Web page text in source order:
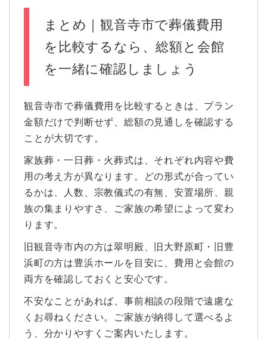
まとめ｜観音寺市で葬儀費用
を比較するなら、総額と会館
を一緒に確認しましょう
観音寺市で葬儀費用を比較するときは、プラン
金額だけで判断せず、総額の見通しを確認する
ことが大切です。
家族葬・一日葬・火葬式は、それぞれ内容や費
用の考え方が異なります。どの形式が合ってい
るかは、人数、宗教儀式の有無、安置場所、親
族の集まりやすさ、ご家族の希望によって変わ
ります。
旧観音寺市内の方は翠明殿、旧大野原町・旧豊
浜町の方は豊浜ホールを目安に、費用と会館の
両方を確認しておくと安心です。
不安なことがあれば、事前相談の段階で遠慮な
くお尋ねください。ご家族が納得して選べるよ
う、分かりやすくご案内いたします。